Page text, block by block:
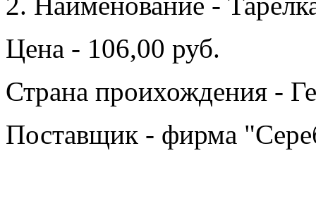
Цена - 106,00 руб.
Страна проихождения -
Поставщик - фирма